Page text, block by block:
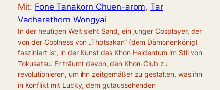
Mit: Fone Tanakorn Chuen-arom, Tar
Vacharathorn Wongyai
In der heutigen Welt sieht Sand, ein junger Cosplayer, der
von der Coolness von „Thotsakan“ (dem Dämonenkönig)
fasziniert ist, in der Kunst des Khon Heldentum im Stil von
Tokusatsu. Er träumt davon, den Khon-Club zu
revolutionieren, um ihn zeitgemäßer zu gestalten, was ihn
in Konflikt mit Lucky, dem gutaussehenden